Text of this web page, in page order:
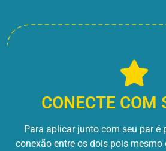
CONECTE COM
Para aplicar junto com seu par é
conexão entre os dois pois